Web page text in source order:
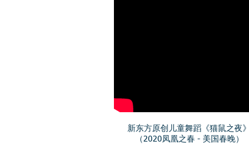
新东方原创儿童舞蹈《猫鼠之夜》
​（2020凤凰之春 - 美国春晚）